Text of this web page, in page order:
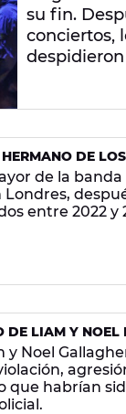
su fin.
conciertos,
parte en
para
DE
SEXUALES
de la banda
entre 2022 y
DE LIAM Y
Noel
habrían